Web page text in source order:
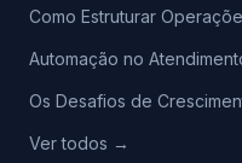
Como Estruturar
Automação no
Os Desafios de
Ver todos →